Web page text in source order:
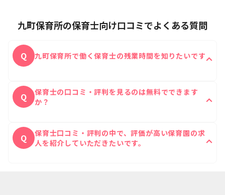
九町保育所の保育士向け口コミでよくある質問
Q 九町保育所で働く保育士の残業時間を知りたいです
A
間は1日あたり0時間です。
Q
保育士の口コミ・評判を見るのは無料でできます
か？
A
Q
保育士口コミ・評判の中で、評価が高い保育園の求
人を紹介していただきたいです。